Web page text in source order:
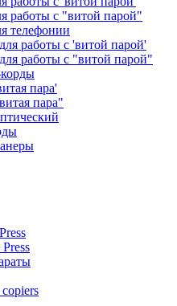
работы с "витой парой"
телефонии
работы с 'витой парой'
работы с "витой парой"
пара'
пара"